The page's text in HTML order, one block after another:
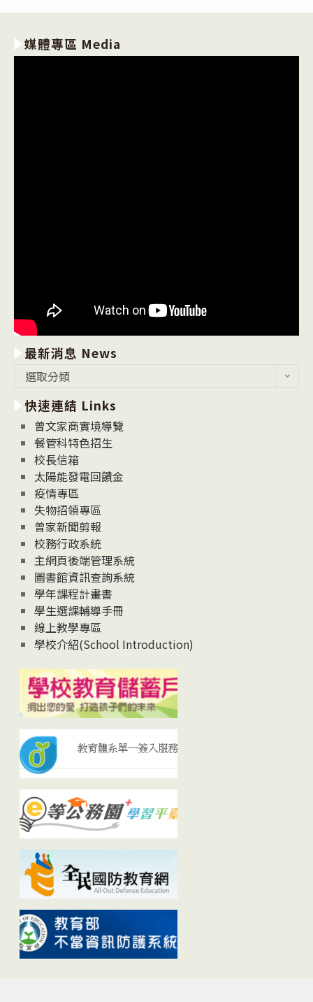
媒體專區 Media
最新消息 News
消
息
News
選取分類
快速連結 Links
曾文家商實境導覽
餐管科特色招生
校長信箱
太陽能發電回饋金
疫情專區
失物招領專區
曾家新聞剪報
校務行政系統
主網頁後端管理系統
圖書館資訊查詢系統
學年課程計畫書
學生選課輔導手冊
線上教學專區
學校介紹(School Introduction)